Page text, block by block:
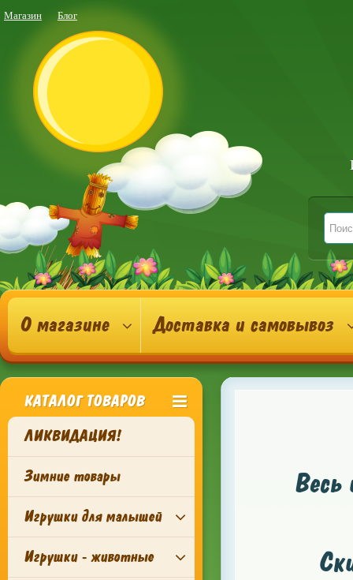
Магазин Блог
О магазине Доставка и самовывоз
КАТАЛОГ ТОВАРОВ
ЛИКВИДАЦИЯ!
Зимние товары
Игрушки для малышей
Игрушки - животные
Весь